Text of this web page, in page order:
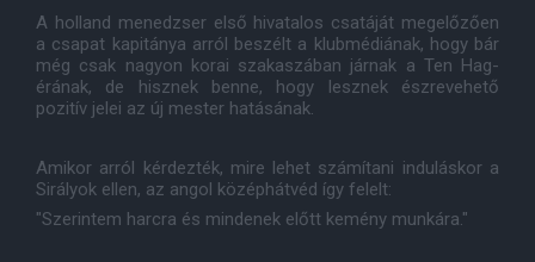
A holland menedzser első hivatalos csatáját megelőzően
a csapat kapitánya arról beszélt a klubmédiának, hogy bár
még csak nagyon korai szakaszában járnak a Ten Hag-
érának, de hisznek benne, hogy lesznek észrevehető
pozitív jelei az új mester hatásának.
Amikor arról kérdezték, mire lehet számítani induláskor a
Sirályok ellen, az angol középhátvéd így felelt:
"Szerintem harcra és mindenek előtt kemény munkára."